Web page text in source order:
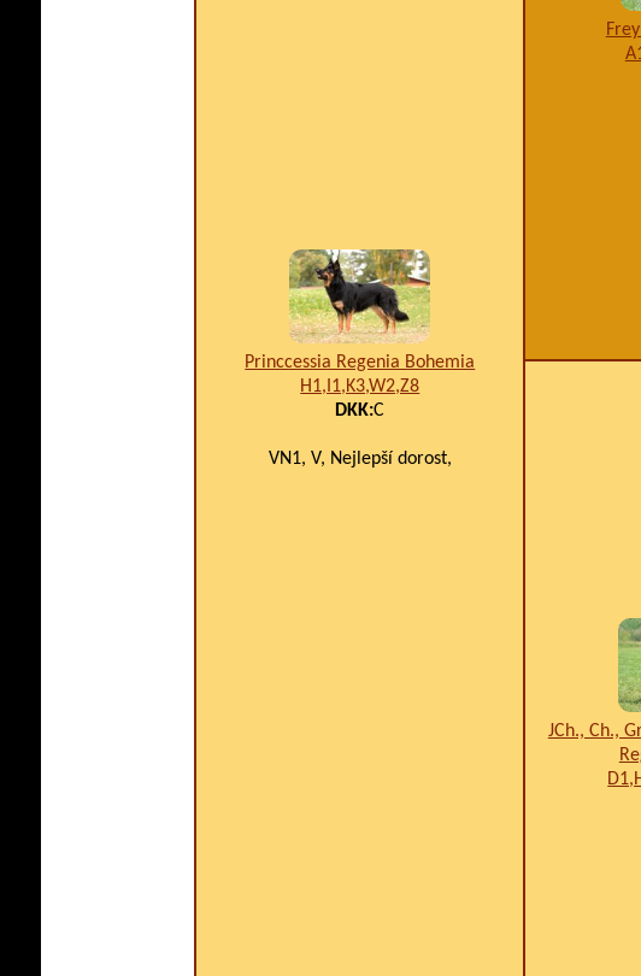
Princcessia Regenia Bohemia
H1,I1,K3,W2,Z8
DKK:C
VN1, V, Nejlepší dorost,
JCh., Ch.,